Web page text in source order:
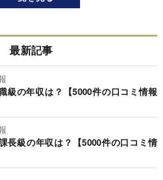
最新記事
級の年収は？【5000件の口コミ情報
長級の年収は？【5000件の口コミ情